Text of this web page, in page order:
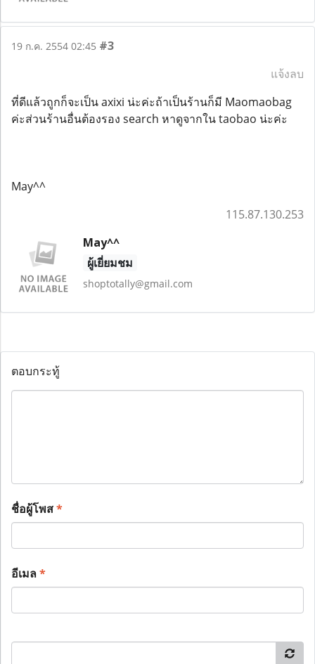
19 ก.ค. 2554 02:45 #3
แจ้งลบ
ที่ดีแล้วถูกก็จะเป็น axixi น่ะค่ะถ้าเป็นร้านก็มี Maomaobag
ค่ะส่วนร้านอื่นต้องรอง search หาดูจากใน taobao น่ะค่ะ
May^^
115.87.130.253
May^^
ผู้เยี่ยมชม
shoptotally@gmail.com
ตอบกระทู้
ชื่อผู้โพส*
อีเมล*